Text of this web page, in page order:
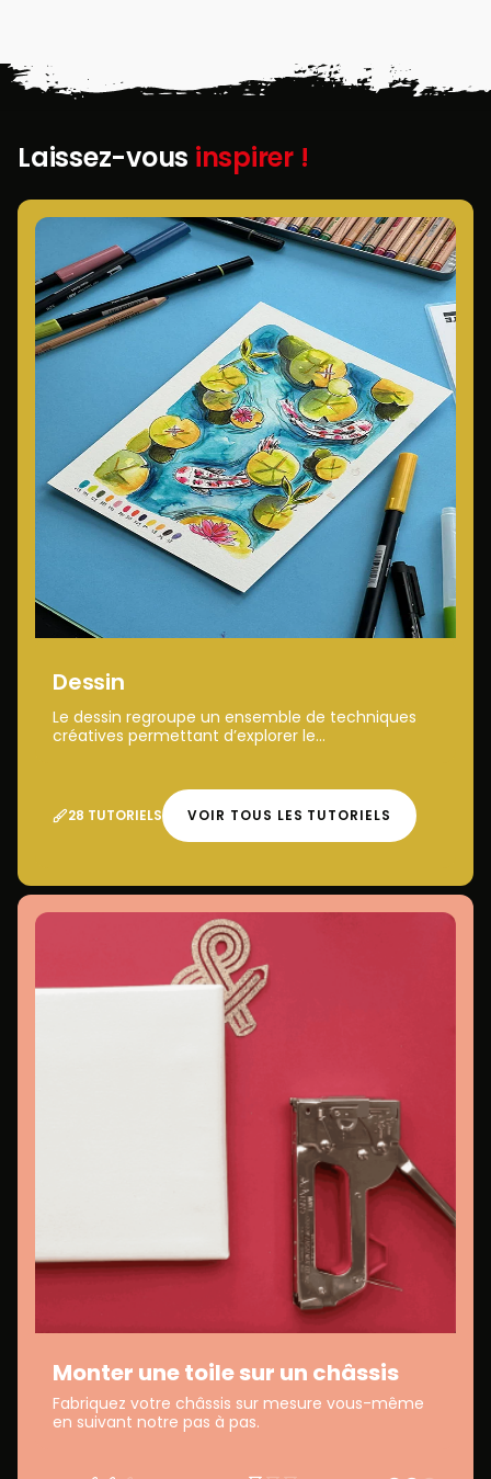
Laissez-vous inspirer !
Dessin
Le dessin regroupe un ensemble de techniques
créatives permettant d’explorer le...
28 TUTORIELS VOIR TOUS LES TUTORIELS
Monter une toile sur un châssis
Fabriquez votre châssis sur mesure vous-même
en suivant notre pas à pas.